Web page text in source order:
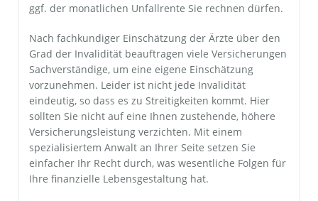
ggf. der monatlichen Unfallrente Sie rechnen dürfen.
Nach fachkundiger Einschätzung der Ärzte über den
Grad der Invalidität beauftragen viele Versicherungen
Sachverständige, um eine eigene Einschätzung
vorzunehmen. Leider ist nicht jede Invalidität
eindeutig, so dass es zu Streitigkeiten kommt. Hier
sollten Sie nicht auf eine Ihnen zustehende, höhere
Versicherungsleistung verzichten. Mit einem
spezialisiertem Anwalt an Ihrer Seite setzen Sie
einfacher Ihr Recht durch, was wesentliche Folgen für
Ihre finanzielle Lebensgestaltung hat.